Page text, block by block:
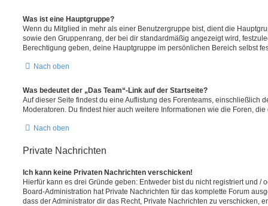
Was ist eine Hauptgruppe?
Wenn du Mitglied in mehr als einer Benutzergruppe bist, dient die
sowie den Gruppenrang, der bei dir standardmäßig angezeigt wird,
Berechtigung geben, deine Hauptgruppe im persönlichen Bereich selbst
Nach oben
Was bedeutet der „Das Team“-Link auf der Startseite?
Auf dieser Seite findest du eine Auflistung des Forenteams, einschließlich
Moderatoren. Du findest hier auch weitere Informationen wie die Foren,
Nach oben
Private Nachrichten
Ich kann keine Privaten Nachrichten verschicken!
Hierfür kann es drei Gründe geben: Entweder bist du nicht registriert und /
Board-Administration hat Private Nachrichten für das komplette Forum
dass der Administrator dir das Recht, Private Nachrichten zu verschicken,